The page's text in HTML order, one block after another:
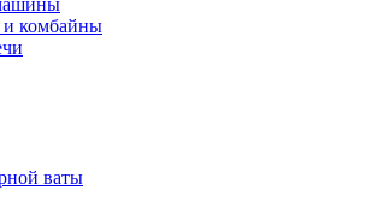
комбайны
ваты